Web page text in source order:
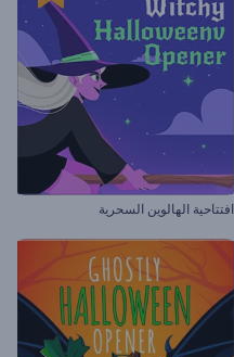
افتتاحية الهالوين السحرية